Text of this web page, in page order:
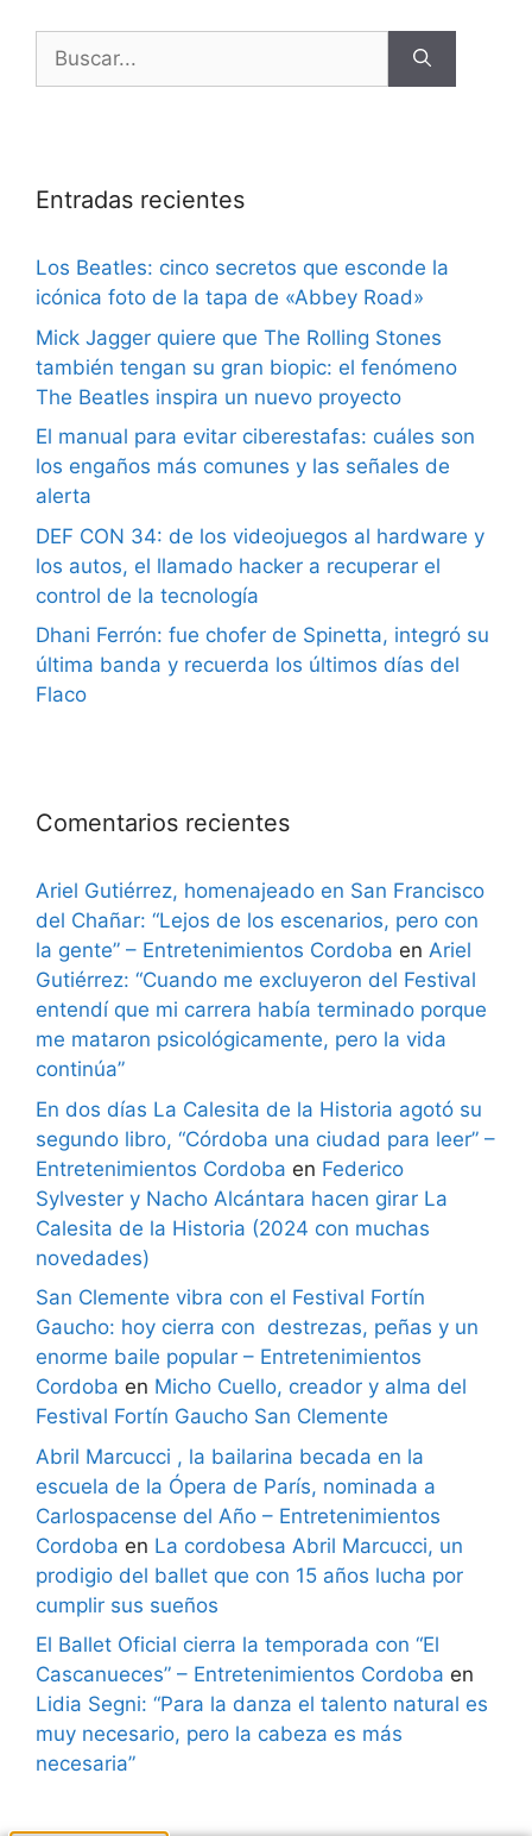
Entradas recientes
Los Beatles: cinco secretos que esconde la
icónica foto de la tapa de «Abbey Road»
Mick Jagger quiere que The Rolling Stones
también tengan su gran biopic: el fenómeno
The Beatles inspira un nuevo proyecto
El manual para evitar ciberestafas: cuáles son
los engaños más comunes y las señales de
alerta
DEF CON 34: de los videojuegos al hardware y
los autos, el llamado hacker a recuperar el
control de la tecnología
Dhani Ferrón: fue chofer de Spinetta, integró su
última banda y recuerda los últimos días del
Flaco
Comentarios recientes
Ariel Gutiérrez, homenajeado en San Francisco
del Chañar: “Lejos de los escenarios, pero con
la gente” – Entretenimientos Cordoba en Ariel
Gutiérrez: “Cuando me excluyeron del Festival
entendí que mi carrera había terminado porque
me mataron psicológicamente, pero la vida
continúa”
En dos días La Calesita de la Historia agotó su
segundo libro, “Córdoba una ciudad para leer” –
Entretenimientos Cordoba en Federico
Sylvester y Nacho Alcántara hacen girar La
Calesita de la Historia (2024 con muchas
novedades)
San Clemente vibra con el Festival Fortín
Gaucho: hoy cierra con destrezas, peñas y un
enorme baile popular – Entretenimientos
Cordoba en Micho Cuello, creador y alma del
Festival Fortín Gaucho San Clemente
Abril Marcucci , la bailarina becada en la
escuela de la Ópera de París, nominada a
Carlospacense del Año – Entretenimientos
Cordoba en La cordobesa Abril Marcucci, un
prodigio del ballet que con 15 años lucha por
cumplir sus sueños
El Ballet Oficial cierra la temporada con “El
Cascanueces” – Entretenimientos Cordoba en
Lidia Segni: “Para la danza el talento natural es
muy necesario, pero la cabeza es más
necesaria”